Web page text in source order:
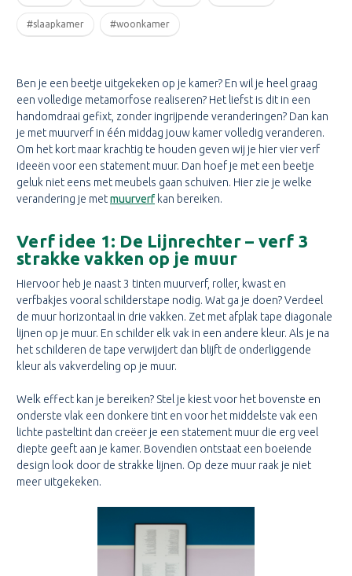
#slaapkamer #woonkamer
Ben je een beetje uitgekeken op je kamer? En wil je heel graag
een volledige metamorfose realiseren? Het liefst is dit in een
handomdraai gefixt, zonder ingrijpende veranderingen? Dan kan
je met muurverf in één middag jouw kamer volledig veranderen.
Om het kort maar krachtig te houden geven wij je hier vier verf
ideeën voor een statement muur. Dan hoef je met een beetje
geluk niet eens met meubels gaan schuiven. Hier zie je welke
verandering je metmuurverfkan bereiken.
Verf idee 1: De Lijnrechter – verf 3
strakke vakken op je muur
Hiervoor heb je naast 3 tinten muurverf, roller, kwast en
verfbakjes vooral schilderstape nodig. Wat ga je doen? Verdeel
de muur horizontaal in drie vakken. Zet met afplak tape diagonale
lijnen op je muur. En schilder elk vak in een andere kleur. Als je na
het schilderen de tape verwijdert dan blijft de onderliggende
kleur als vakverdeling op je muur.
Welk effect kan je bereiken? Stel je kiest voor het bovenste en
onderste vlak een donkere tint en voor het middelste vak een
lichte pasteltint dan creëer je een statement muur die erg veel
diepte geeft aan je kamer. Bovendien ontstaat een boeiende
design look door de strakke lijnen. Op deze muur raak je niet
meer uitgekeken.